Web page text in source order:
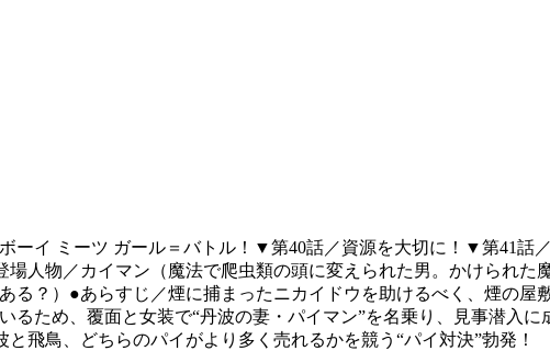
イ ミーツ ガール＝バトル！▼第40話／資源を大切に！▼第41話
物／カイマン（魔法で爬虫類の頭に変えられた男。かけられた
？）●あらすじ／煙に捕まったニカイドウを助けるべく、煙の屋
ため、覆面と女装で“丹波の妻・パイマン”を名乗り、見事潜入
飛鳥、どちらのパイがより多く売れるかを競う“パイ対決”勃発